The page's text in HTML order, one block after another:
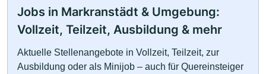
Jobs in Markranstädt & Umgebung:
Vollzeit, Teilzeit, Ausbildung & mehr
Aktuelle Stellenangebote in Vollzeit, Teilzeit, zur
Ausbildung oder als Minijob – auch für Quereinsteiger